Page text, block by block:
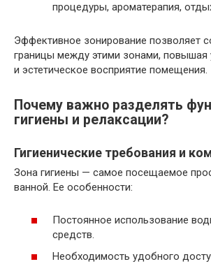
процедуры, ароматерапия,
Эффективное зонирование позволяет
границы между этими зонами, повышая
и эстетическое восприятие помещения.
Почему важно разделять
гигиены и релаксации?
Гигиенические требования и
Зона гигиены — самое посещаемое
ванной. Ее особенности:
Постоянное использование
средств.
Необходимость удобного